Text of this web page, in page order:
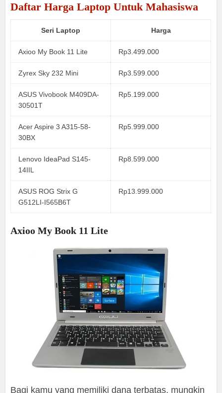
Daftar Harga Laptop Untuk Mahasiswa
Seri Laptop Harga
Axioo My Book 11 Lite Rp3.499.000
Zyrex Sky 232 Mini Rp3.599.000
ASUS Vivobook M409DA-
30501T
Rp5.199.000
Acer Aspire 3 A315-58-
30BX
Rp5.999.000
Lenovo IdeaPad S145-
14IIL
Rp8.599.000
ASUS ROG Strix G
G512LI-I565B6T
Rp13.999.000
Axioo My Book 11 Lite
Bagi kamu yang memiliki dana terbatas, mungkin